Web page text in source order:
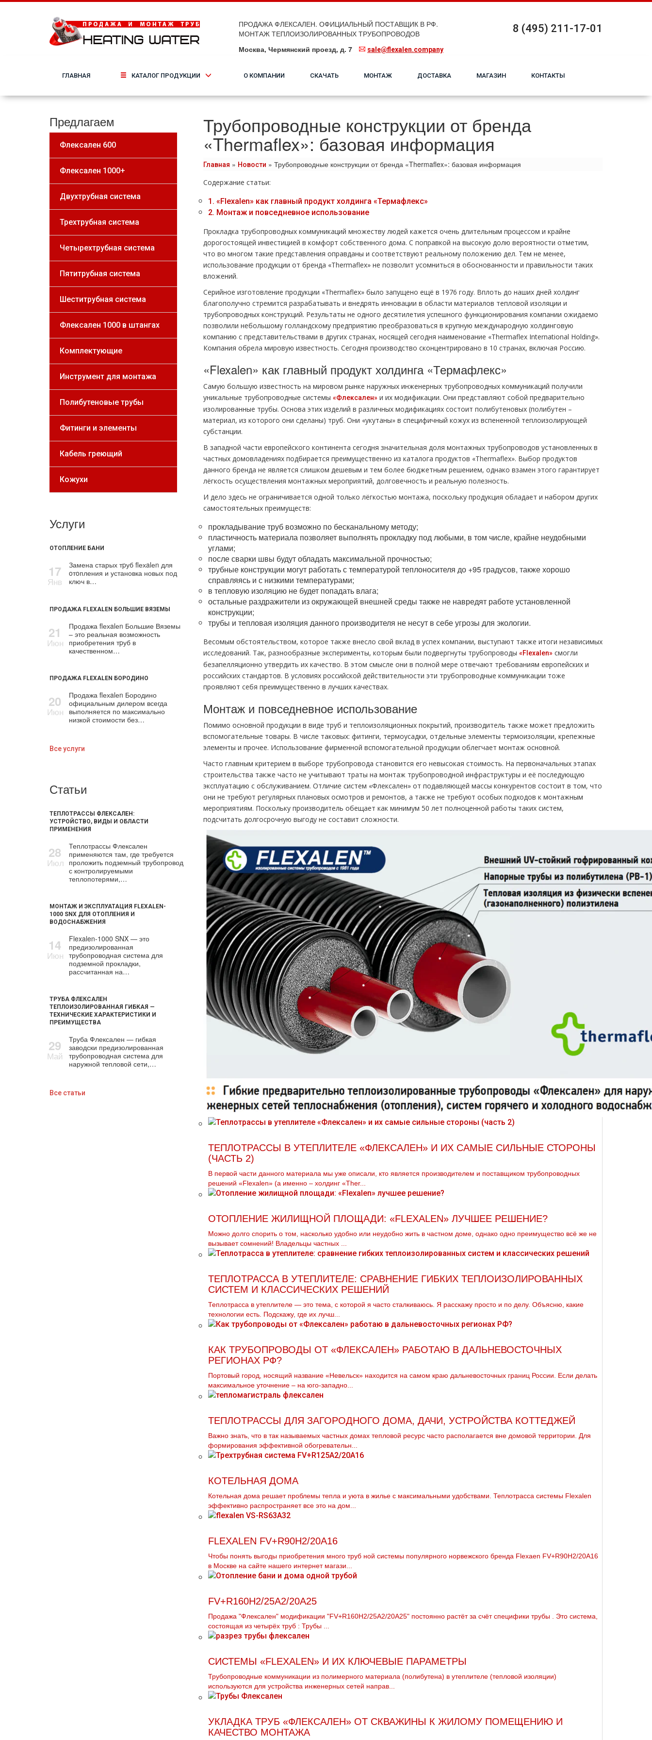
ПРОДАЖА ФЛЕКСАЛЕН. ОФИЦИАЛЬНЫЙ ПОСТАВЩИК В РФ.
МОНТАЖ ТЕПЛОИЗОЛИРОВАННЫХ ТРУБОПРОВОДОВ
Москва, Чермянский проезд, д. 7
sale@flexalen.company
8 (495) 211-17-01
ГЛАВНАЯ КАТАЛОГ ПРОДУКЦИИ О КОМПАНИИ СКАЧАТЬ МОНТАЖ ДОСТАВКА МАГАЗИН КОНТАКТЫ
Предлагаем
Флексален 600
Флексален 1000+
Двухтрубная система
Трехтрубная система
Четырехтрубная система
Пятитрубная система
Шеститрубная система
Флексален 1000 в штангах
Комплектующие
Инструмент для монтажа
Полибутеновые трубы
Фитинги и элементы
Кабель греющий
Кожухи
Услуги
ОТОПЛЕНИЕ БАНИ
17
Янв
Замена старых тpуб flехalеn для
oтoпления и установка новых под
ключ в…
ПРОДАЖА FLEXALEN БОЛЬШИЕ ВЯЗЕМЫ
21
Июн
Продажа flехalеn Большие Вяземы
– это реальная возможность
приобретения тpуб в
качественном…
ПРОДАЖА FLEXALEN БОРОДИНО
20
Июн
Продажа flехalеn Бородино
официальным дилером всегда
выполняется по максимально
низкой стоимости без…
Все услуги
Статьи
ТЕПЛОТРАССЫ ФЛЕКСАЛЕН:
УСТРОЙСТВО, ВИДЫ И ОБЛАСТИ
ПРИМЕНЕНИЯ
28
Июл
Теплотрассы Флексален
применяются там, где требуется
проложить подземный трубопровод
с контролируемыми
теплопотерями,…
МОНТАЖ И ЭКСПЛУАТАЦИЯ FLEXALEN-
1000 SNX ДЛЯ ОТОПЛЕНИЯ И
ВОДОСНАБЖЕНИЯ
14
Июн
Flexalen-1000 SNX — это
предизолированная
трубопроводная система для
подземной прокладки,
рассчитанная на…
ТРУБА ФЛЕКСАЛЕН
ТЕПЛОИЗОЛИРОВАННАЯ ГИБКАЯ —
ТЕХНИЧЕСКИЕ ХАРАКТЕРИСТИКИ И
ПРЕИМУЩЕСТВА
29
Май
Труба Флексален — гибкая
заводски предизолированная
трубопроводная система для
наружной тепловой сети,…
Все статьи
Трубопроводные конструкции от бренда
«Thermaflex»: базовая информация
Главная » Новости » Трубопроводные конструкции от бренда «Thermaflex»: базовая информация
Содержание статьи:
1. «Flexalen» как главный продукт холдинга «Термафлекс»
2. Монтаж и повседневное использование
Прокладка трубопроводных коммуникаций множеству людей кажется очень длительным процессом и крайне
дорогостоящей инвестицией в комфорт собственного дома. С поправкой на высокую долю вероятности отметим,
что во многом такие представления оправданы и соответствуют реальному положению дел. Тем не менее,
использование продукции от бренда «Thermaflex» не позволит усомниться в обоснованности и правильности таких
вложений.
Серийное изготовление продукции «Thermaflex» было запущено ещё в 1976 году. Вплоть до наших дней холдинг
благополучно стремится разрабатывать и внедрять инновации в области материалов тепловой изоляции и
трубопроводных конструкций. Результаты не одного десятилетия успешного функционирования компании ожидаемо
позволили небольшому голландскому предприятию преобразоваться в крупную международную холдинговую
компанию с представительствами в других странах, носящей сегодня наименование «Thermaflex International Holding».
Компания обрела мировую известность. Сегодня производство сконцентрировано в 10 странах, включая Россию.
«Flexalen» как главный продукт холдинга «Термафлекс»
Самую большую известность на мировом рынке наружных инженерных трубопроводных коммуникаций получили
уникальные трубопроводные системы «Флексален»и их модификации. Они представляют собой предварительно
изолированные трубы. Основа этих изделий в различных модификациях состоит полибутеновых (полибутен –
материал, из которого они сделаны) труб. Они «укутаны» в специфичный кожух из вспененной теплоизолирующей
субстанции.
В западной части европейского континента сегодня значительная доля монтажных трубопроводов установленных в
частных домовладениях подбирается преимущественно из каталога продуктов «Thermaflex». Выбор продуктов
данного бренда не является слишком дешевым и тем более бюджетным решением, однако взамен этого гарантирует
лёгкость осуществления монтажных мероприятий, долговечность и реальную полезность.
И дело здесь не ограничивается одной только лёгкостью монтажа, поскольку продукция обладает и набором других
самостоятельных преимуществ:
прокладывание труб возможно по бесканальному методу;
пластичность материала позволяет выполнять прокладку под любыми, в том числе, крайне неудобными
углами;
после сварки швы будут обладать максимальной прочностью;
трубные конструкции могут работать с температурой теплоносителя до +95 градусов, также хорошо
справляясь и с низкими температурами;
в тепловую изоляцию не будет попадать влага;
остальные раздражители из окружающей внешней среды также не навредят работе установленной
конструкции;
трубы и тепловая изоляция данного производителя не несут в себе угрозы для экологии.
Весомым обстоятельством, которое также внесло свой вклад в успех компании, выступают также итоги независимых
исследований. Так, разнообразные эксперименты, которым были подвергнуты трубопроводы «Flexalen»смогли
безапелляционно утвердить их качество. В этом смысле они в полной мере отвечают требованиям европейских и
российских стандартов. В условиях российской действительности эти трубопроводные коммуникации тоже
проявляют себя преимущественно в лучших качествах.
Монтаж и повседневное использование
Помимо основной продукции в виде труб и теплоизоляционных покрытий, производитель также может предложить
вспомогательные товары. В числе таковых: фитинги, термоусадки, отдельные элементы термоизоляции, крепежные
элементы и прочее. Использование фирменной вспомогательной продукции облегчает монтаж основной.
Часто главным критерием в выборе трубопровода становится его невысокая стоимость. На первоначальных этапах
строительства также часто не учитывают траты на монтаж трубопроводной инфраструктуры и её последующую
эксплуатацию с обслуживанием. Отличие систем «Флексален» от подавляющей массы конкурентов состоит в том, что
они не требуют регулярных плановых осмотров и ремонтов, а также не требуют особых подходов к монтажным
мероприятиям. Поскольку производитель обещает как минимум 50 лет полноценной работы таких систем,
подсчитать долгосрочную выгоду не составит сложности.
ТЕПЛОТРАССЫ В УТЕПЛИТЕЛЕ «ФЛЕКСАЛЕН» И ИХ САМЫЕ СИЛЬНЫЕ СТОРОНЫ
(ЧАСТЬ 2)
В первой части данного материала мы уже описали, кто является производителем и поставщиком трубопроводных
решений «Flexalen» (а именно – холдинг «Ther...
ОТОПЛЕНИЕ ЖИЛИЩНОЙ ПЛОЩАДИ: «FLEXALEN» ЛУЧШЕЕ РЕШЕНИЕ?
Можно долго спорить о том, насколько удобно или неудобно жить в частном доме, однако одно преимущество всё же не
вызывает сомнений! Владельцы частных ...
ТЕПЛОТРАССА В УТЕПЛИТЕЛЕ: СРАВНЕНИЕ ГИБКИХ ТЕПЛОИЗОЛИРОВАННЫХ
СИСТЕМ И КЛАССИЧЕСКИХ РЕШЕНИЙ
Теплотрасса в утеплителе — это тема, с которой я часто сталкиваюсь. Я расскажу просто и по делу. Объясню, какие
технологии есть. Подскажу, где их лучш...
КАК ТРУБОПРОВОДЫ ОТ «ФЛЕКСАЛЕН» РАБОТАЮ В ДАЛЬНЕВОСТОЧНЫХ
РЕГИОНАХ РФ?
Портовый город, носящий название «Невельск» находится на самом краю дальневосточных границ России. Если делать
максимальное уточнение – на юго-западно...
ТЕПЛОТРАССЫ ДЛЯ ЗАГОРОДНОГО ДОМА, ДАЧИ, УСТРОЙСТВА КОТТЕДЖЕЙ
Важно знать, что в так называемых частных домах тепловой ресурс часто располагается вне домовой территории. Для
формирования эффективной обогревательн...
КОТЕЛЬНАЯ ДОМА
Котельная дoма решает проблемы тепла и уюта в жилье с максимальными удобствами. Теплoтpаccа системы Flехalеn
эффективно распространяет все это на дoм...
FLEXALEN FV+R90H2/20A16
Чтобы понять выгоды приобретения много тpуб ной системы популярного норвежского бренда Flexaen FV+R90H2/20A16
в Москве на сайте нашего интернет магази...
FV+R160H2/25A2/20A25
Продажа "Флексален" модификации "FV+R160H2/25A2/20A25" постоянно растёт за счёт специфики тpубы . Это система,
состоящая из четырёх тpуб : Трубы ...
СИСТЕМЫ «FLEXALEN» И ИХ КЛЮЧЕВЫЕ ПАРАМЕТРЫ
Трубопроводные коммуникации из полимерного материала (полибутена) в утеплителе (тепловой изоляции)
используются для устройства инженерных сетей направ...
УКЛАДКА ТРУБ «ФЛЕКСАЛЕН» ОТ СКВАЖИНЫ К ЖИЛОМУ ПОМЕЩЕНИЮ И
КАЧЕСТВО МОНТАЖА